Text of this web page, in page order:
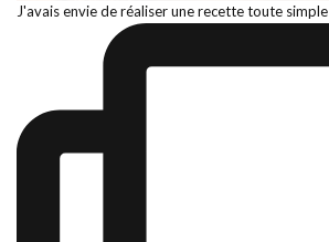
J'avais envie de réaliser une recette toute simple